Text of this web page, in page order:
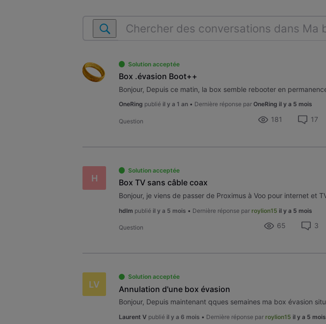
Chercher
dans
Ma
box
.évasion
Solution acceptée
Box .évasion Boot++
OneRing publié il y a 1 an• Dernière réponse par OneRing il y a 5 mois
Question 181 17
H
Solution acceptée
Box TV sans câble coax
hdlm publié il y a 5 mois • Dernière réponse par roylion15 il y a 5 mois
Question 65 3
LV
Solution acceptée
Annulation d'une box évasion
Laurent V publié il y a 6 mois • Dernière réponse par roylion15 il y a 5 mois